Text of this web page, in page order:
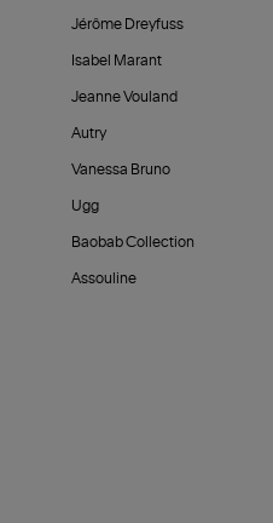
Jérôme Dreyfuss
Isabel Marant
Jeanne Vouland
Autry
Vanessa Bruno
Ugg
Baobab Collection
Assouline